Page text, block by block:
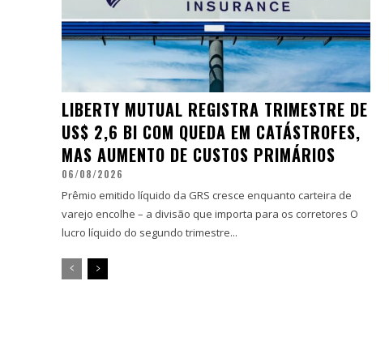
LIBERTY MUTUAL REGISTRA TRIMESTRE DE
US$ 2,6 BI COM QUEDA EM CATÁSTROFES,
MAS AUMENTO DE CUSTOS PRIMÁRIOS
06/08/2026
Prêmio emitido líquido da GRS cresce enquanto carteira de
varejo encolhe – a divisão que importa para os corretores O
lucro líquido do segundo trimestre...